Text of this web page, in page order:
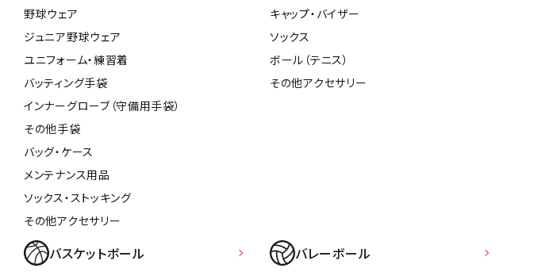
野球ウェア
ジュニア野球ウェア
ユニフォーム・練習着
バッティング手袋
インナーグローブ（守備用手袋）
その他手袋
バッグ・ケース
メンテナンス用品
ソックス・ストッキング
その他アクセサリー
キャップ・バイザー
ソックス
ボール（テニス）
その他アクセサリー
バスケットボール バレーボール